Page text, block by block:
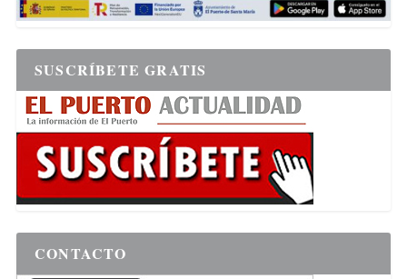
SUSCRÍBETE GRATIS
CONTACTO